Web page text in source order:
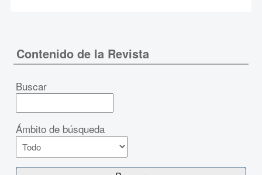
Contenido de la Revista
Buscar
Ámbito de búsqueda